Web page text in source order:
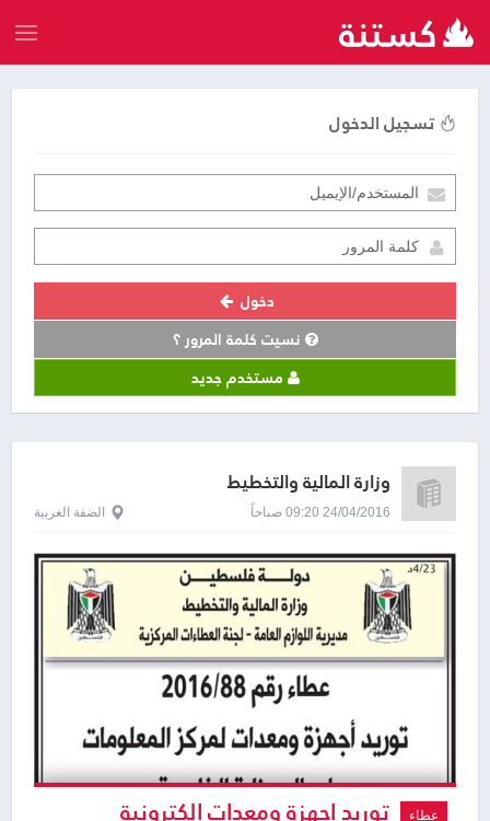
تسجيل الدخول
دخول
نسيت كلمة المرور ؟
مستخدم جديد
وزارة المالية والتخطيط
24/04/2016 09:20 صباحاً الضفة الغربية
عطاء توريد اجهزة ومعدات الكترونية